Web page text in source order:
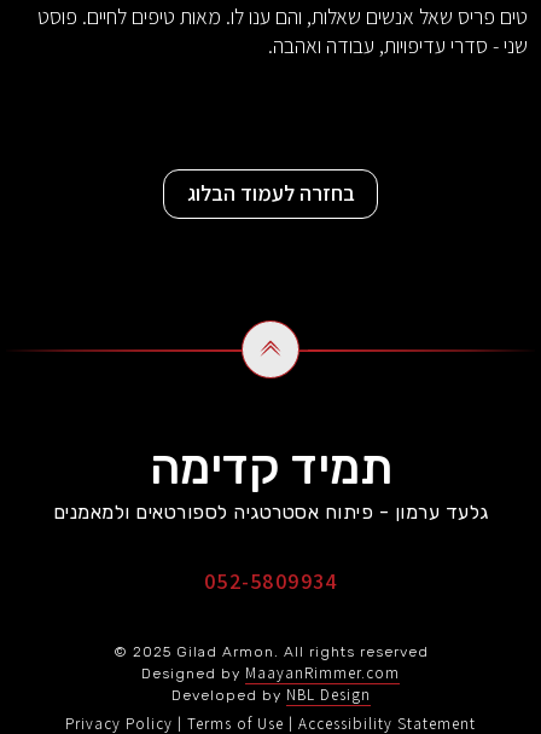
טים פריס שאל אנשים שאלות, והם ענו לו. מאות טיפים לחיים. פוסט
שני - סדרי עדיפויות, עבודה ואהבה.
בחזרה לעמוד הבלוג
תמיד קדימה
גלעד ערמון - פיתוח אסטרטגיה לספורטאים ולמאמנים
052-5809934
© 2025 Gilad Armon. All rights reserved
Designed by MaayanRimmer.com
Developed by NBL Design
Privacy Policy
Terms of Use Accessibility Statement